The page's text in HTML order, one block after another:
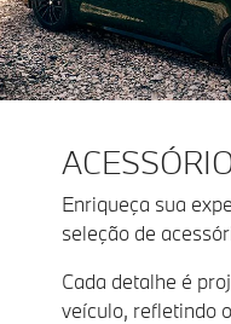
Enriqueça sua
seleção de
Cada detalhe é
veículo, refletindo